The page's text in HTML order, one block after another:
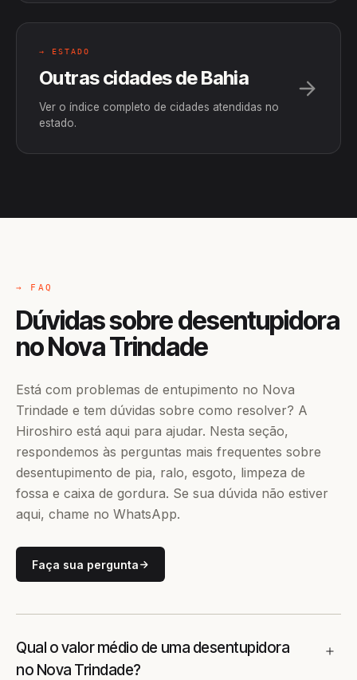
→ ESTADO
Outras cidades de Bahia
Ver o índice completo de cidades atendidas no
estado.
→ FAQ
Dúvidas sobre desentupidora
no Nova Trindade
Está com problemas de entupimento no Nova
Trindade e tem dúvidas sobre como resolver? A
Hiroshiro está aqui para ajudar. Nesta seção,
respondemos às perguntas mais frequentes sobre
desentupimento de pia, ralo, esgoto, limpeza de
fossa e caixa de gordura. Se sua dúvida não estiver
aqui, chame no WhatsApp.
Faça sua pergunta
Qual o valor médio de uma desentupidora
no Nova Trindade?